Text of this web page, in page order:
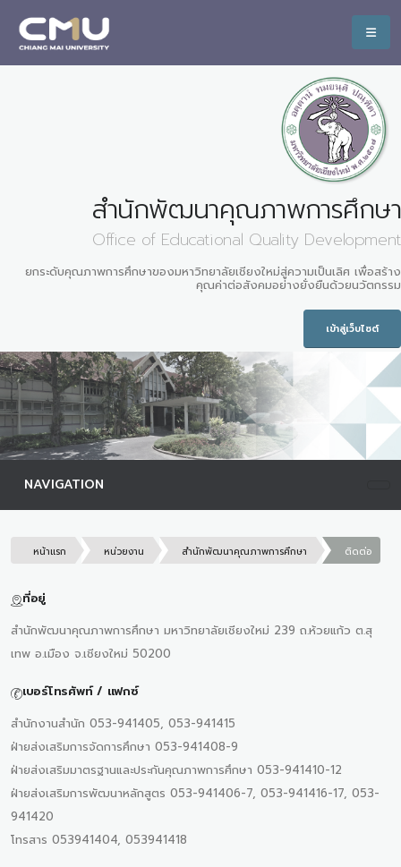
สำนักพัฒนาคุณภาพการศึกษา
Office of Educational Quality Development
ยกระดับคุณภาพการศึกษาของมหาวิทยาลัยเชียงใหม่สู่ความเป็นเลิศ เพื่อสร้าง
คุณค่าต่อสังคมอย่างยั่งยืนด้วยนวัตกรรม
เข้าสู่เว็บไซต์
NAVIGATION
หน้าแรก หน่วยงาน สำนักพัฒนาคุณภาพการศึกษา ติดต่อ
ที่อยู่
สำนักพัฒนาคุณภาพการศึกษา มหาวิทยาลัยเชียงใหม่ 239 ถ.ห้วยแก้ว ต.สุ
เทพ อ.เมือง จ.เชียงใหม่ 50200
เบอร์โทรศัพท์ / แฟกซ์
สำนักงานสำนัก 053-941405, 053-941415
ฝ่ายส่งเสริมการจัดการศึกษา 053-941408-9
ฝ่ายส่งเสริมมาตรฐานและประกันคุณภาพการศึกษา 053-941410-12
ฝ่ายส่งเสริมการพัฒนาหลักสูตร 053-941406-7, 053-941416-17, 053-
941420
โทรสาร 053941404, 053941418